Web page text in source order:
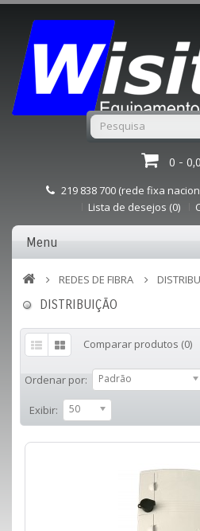
0 -
219 838 700 (rede fixa
Lista de desejos (0)
Menu
REDES DE FIBRA
DISTRIBUIÇÃO
Comparar produtos (0)
Ordenar por: Padrão
Exibir: 50